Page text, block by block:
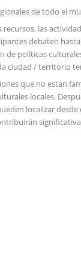
de todo el
las
debaten
de políticas
ciudad / territorio
que no están
locales.
localizar